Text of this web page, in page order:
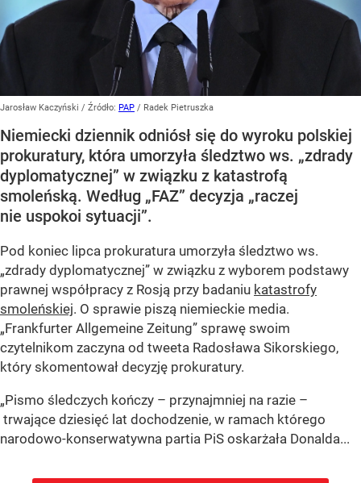
Jarosław Kaczyński / Źródło: PAP / Radek Pietruszka
Niemiecki dziennik odniósł się do wyroku polskiej
prokuratury, która umorzyła śledztwo ws. „zdrady
dyplomatycznej” w związku z katastrofą
smoleńską. Według „FAZ” decyzja „raczej
nie uspokoi sytuacji”.
Pod koniec lipca prokuratura umorzyła śledztwo ws.
„zdrady dyplomatycznej” w związku z wyborem podstawy
prawnej współpracy z Rosją przy badaniu katastrofy
smoleńskiej. O sprawie piszą niemieckie media.
„Frankfurter Allgemeine Zeitung” sprawę swoim
czytelnikom zaczyna od tweeta Radosława Sikorskiego,
który skomentował decyzję prokuratury.
„Pismo śledczych kończy – przynajmniej na razie –
trwające dziesięć lat dochodzenie, w ramach którego
narodowo-konserwatywna partia PiS oskarżała Donalda...